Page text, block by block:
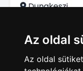
Az oldal
Az oldal
Dunakeszi
1